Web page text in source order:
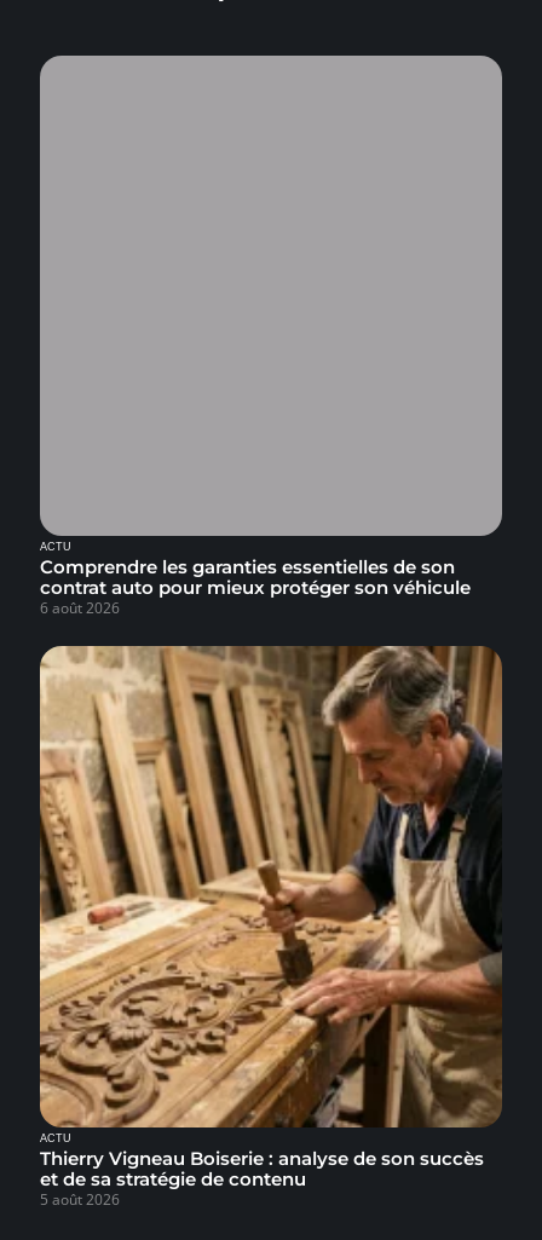
ACTU
Comprendre les garanties essentielles de son
contrat auto pour mieux protéger son véhicule
6 août 2026
ACTU
Thierry Vigneau Boiserie : analyse de son succès
et de sa stratégie de contenu
5 août 2026